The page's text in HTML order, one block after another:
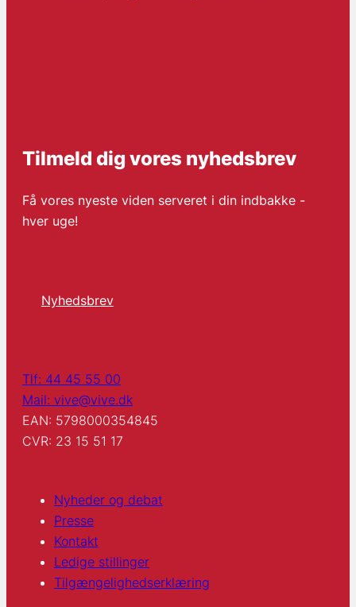
Tilmeld dig vores nyhedsbrev
Få vores nyeste viden serveret i din indbakke -
hver uge!
Nyhedsbrev
Tlf: 44 45 55 00
Mail: vive@vive.dk
EAN: 5798000354845
CVR: 23 15 51 17
Nyheder og debat
Presse
Kontakt
Ledige stillinger
Tilgængelighedserklæring